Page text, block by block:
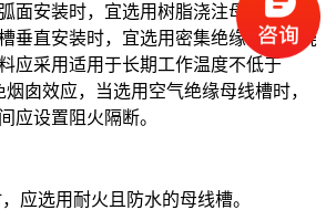
面安装时，宜选用树脂浇注母线槽或圆
垂直安装时，宜选用密集绝缘或树脂浇
应采用适用于长期工作温度不低于
囱效应，当选用空气绝缘母线槽时，
应设置阻火隔断。
应选用耐火且防水的母线槽。